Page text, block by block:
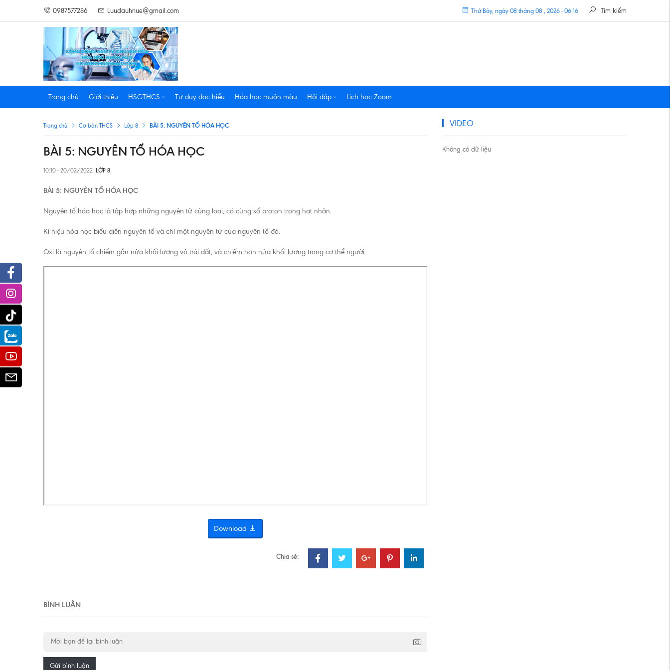
0987577286 Luudauhnue@gmail.com Tìm kiếm
Thứ Bảy, ngày 08 tháng 08 , 2026 - 06:16
Trang chủ Giới thiệu HSGTHCS Tư duy đọc hiểu Hóa học muôn màu Hỏi đáp Lịch học Zoom
Trang chủ Cơ bản THCS Lớp 8 BÀI 5: NGUYÊN TỐ HÓA HỌC
BÀI 5: NGUYÊN TỐ HÓA HỌC
10:10 - 20/02/2022 LỚP 8
BÀI 5: NGUYÊN TỐ HÓA HỌC
Nguyên tố hóa học là tập hợp những nguyên tử cùng loại, có cùng số proton trong hạt nhân.
Kí hiệu hóa học biểu diễn nguyên tố và chỉ một nguyên tử của nguyên tố đó.
Oxi là nguyên tố chiếm gần nửa khối lượng vỏ trái đất, và chiếm hơn nửa khối lượng trong cơ thể người.
Download
Chia sẻ:
BÌNH LUẬN
Gửi bình luận
VIDEO
Không có dữ liệu